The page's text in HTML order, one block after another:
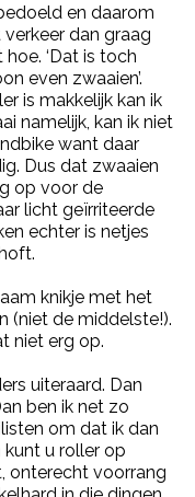
en daarom
dan graag
‘Dat is toch
even zwaaien’.
is makkelijk kan ik
namelijk, kan ik niet
want daar
Dus dat zwaaien
op voor de
licht geïrriteerde
echter is netjes
knikje met het
(niet de middelste!).
niet erg op.
uiteraard. Dan
ben ik net zo
om dat ik dan
u roller op
onterecht voorrang